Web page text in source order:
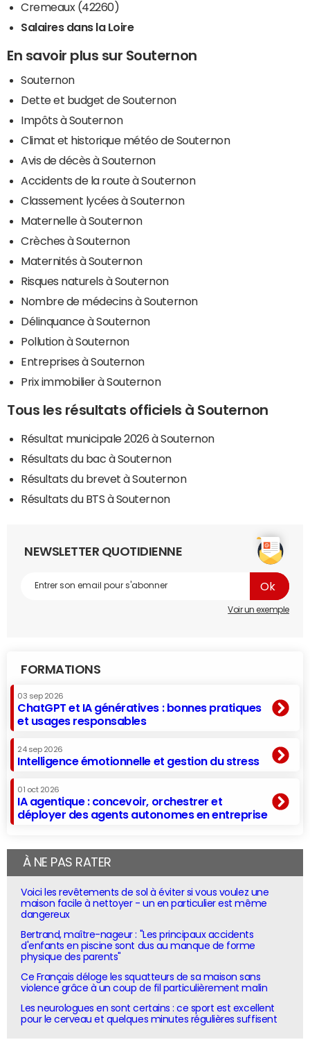
Cremeaux (42260)
Salaires dans la Loire
En savoir plus sur Souternon
Souternon
Dette et budget de Souternon
Impôts à Souternon
Climat et historique météo de Souternon
Avis de décès à Souternon
Accidents de la route à Souternon
Classement lycées à Souternon
Maternelle à Souternon
Crèches à Souternon
Maternités à Souternon
Risques naturels à Souternon
Nombre de médecins à Souternon
Délinquance à Souternon
Pollution à Souternon
Entreprises à Souternon
Prix immobilier à Souternon
Tous les résultats officiels à Souternon
Résultat municipale 2026 à Souternon
Résultats du bac à Souternon
Résultats du brevet à Souternon
Résultats du BTS à Souternon
NEWSLETTER QUOTIDIENNE
Voir un exemple
FORMATIONS
03 sep 2026
ChatGPT et IA génératives : bonnes pratiques
et usages responsables
24 sep 2026
Intelligence émotionnelle et gestion du stress
01 oct 2026
IA agentique : concevoir, orchestrer et
déployer des agents autonomes en entreprise
À NE PAS RATER
Voici les revêtements de sol à éviter si vous voulez une
maison facile à nettoyer - un en particulier est même
dangereux
Bertrand, maître-nageur : "Les principaux accidents
d'enfants en piscine sont dus au manque de forme
physique des parents"
Ce Français déloge les squatteurs de sa maison sans
violence grâce à un coup de fil particulièrement malin
Les neurologues en sont certains : ce sport est excellent
pour le cerveau et quelques minutes régulières suffisent